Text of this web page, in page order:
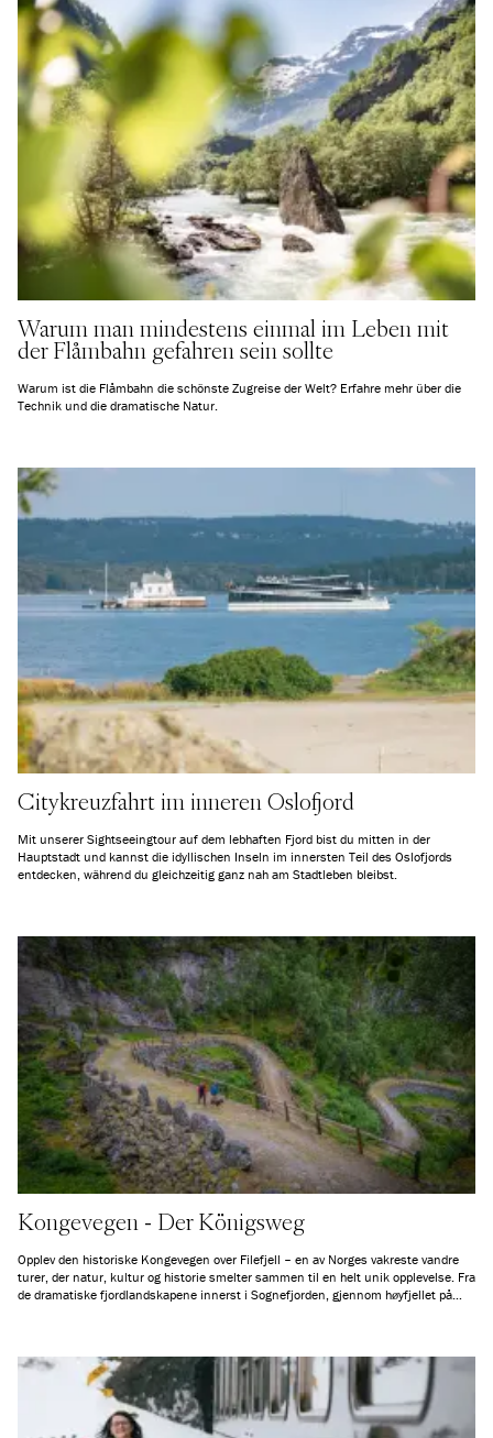
Warum man mindestens einmal im Leben mit
der Flåmbahn gefahren sein sollte
Warum ist die Flåmbahn die schönste Zugreise der Welt? Erfahre mehr über die
Technik und die dramatische Natur.
Citykreuzfahrt im inneren Oslofjord
Mit unserer Sightseeingtour auf dem lebhaften Fjord bist du mitten in der
Hauptstadt und kannst die idyllischen Inseln im innersten Teil des Oslofjords
entdecken, während du gleichzeitig ganz nah am Stadtleben bleibst.
Kongevegen - Der Königsweg
Opplev den historiske Kongevegen over Filefjell – en av Norges vakreste vandre
turer, der natur, kultur og historie smelter sammen til en helt unik opplevelse. Fra
de dramatiske fjordlandskapene innerst i Sognefjorden, gjennom høyfjellet på
Østlandet og Vestlandet sammen.